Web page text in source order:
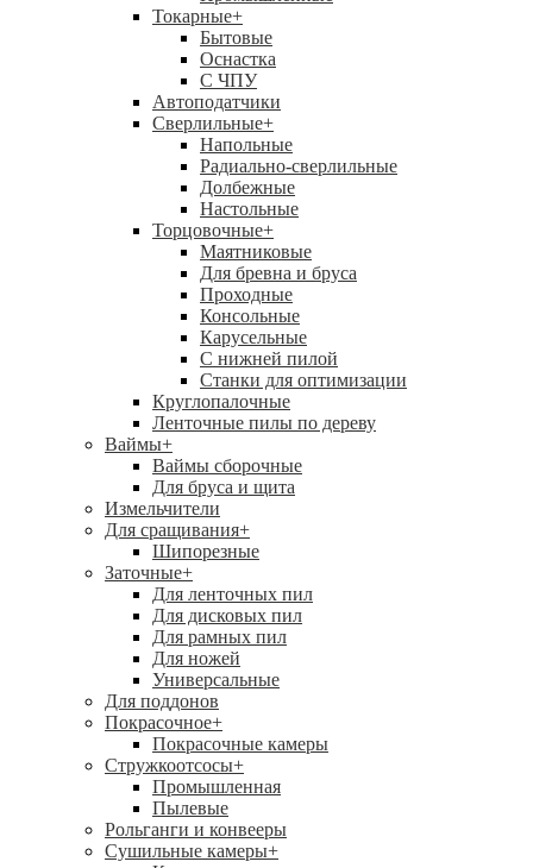
Токарные+
Бытовые
Оснастка
С ЧПУ
Автоподатчики
Сверлильные+
Напольные
Радиально-сверлильные
Долбежные
Настольные
Торцовочные+
Маятниковые
Для бревна и бруса
Проходные
Консольные
Карусельные
С нижней пилой
Станки для оптимизации
Круглопалочные
Ленточные пилы по дереву
Ваймы+
Ваймы сборочные
Для бруса и щита
Измельчители
Для сращивания+
Шипорезные
Заточные+
Для ленточных пил
Для дисковых пил
Для рамных пил
Для ножей
Универсальные
Для поддонов
Покрасочное+
Покрасочные камеры
Стружкоотсосы+
Промышленная
Пылевые
Рольганги и конвееры
Сушильные камеры+